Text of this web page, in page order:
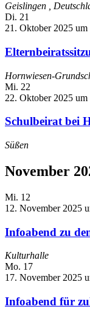
Geislingen
,
Di. 21
21. Oktober 2025 um
Hornwiesen-
Mi. 22
22. Oktober 2025 um
Schulbeirat bei
Süßen
November
Mi. 12
12. November 2025
Infoabend zu
Kulturhalle
Mo. 17
17. November 2025
Infoabend für